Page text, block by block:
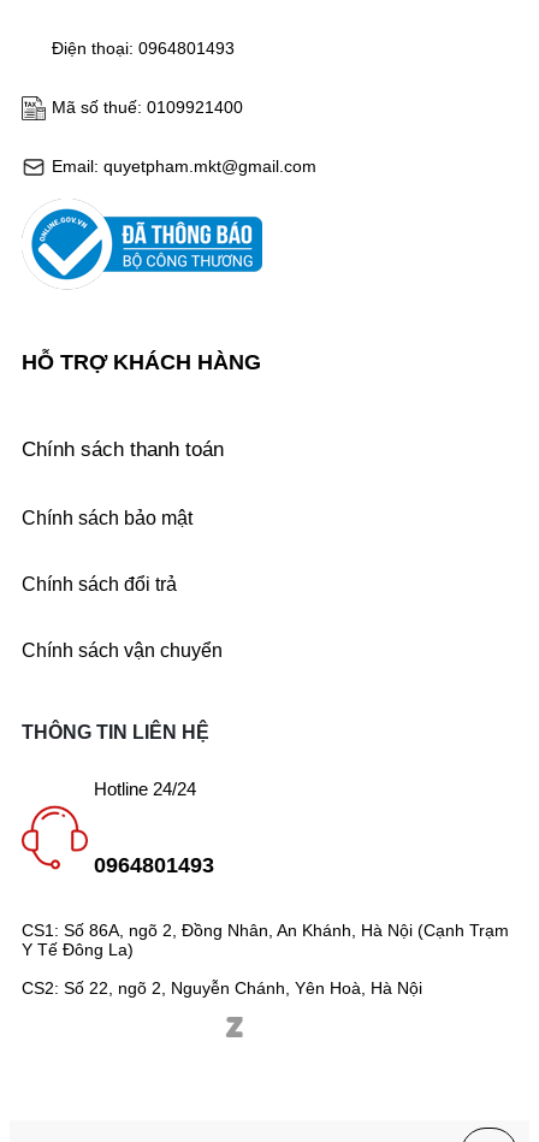
Email: quyetpham.mkt@gmail.com
Mã số thuế: 0109921400
Điện thoại: 0964801493
HỖ TRỢ KHÁCH HÀNG
Chính sách thanh toán
Chính sách bảo mật
Chính sách đổi trả
Chính sách vận chuyển
CS1: Số 86A, ngõ 2, Đồng Nhân, An Khánh, Hà Nội (Cạnh Trạm
Y Tế Đông La)
CS2: Số 22, ngõ 2, Nguyễn Chánh, Yên Hoà, Hà Nội
THÔNG TIN LIÊN HỆ
Hotline 24/24
0964801493